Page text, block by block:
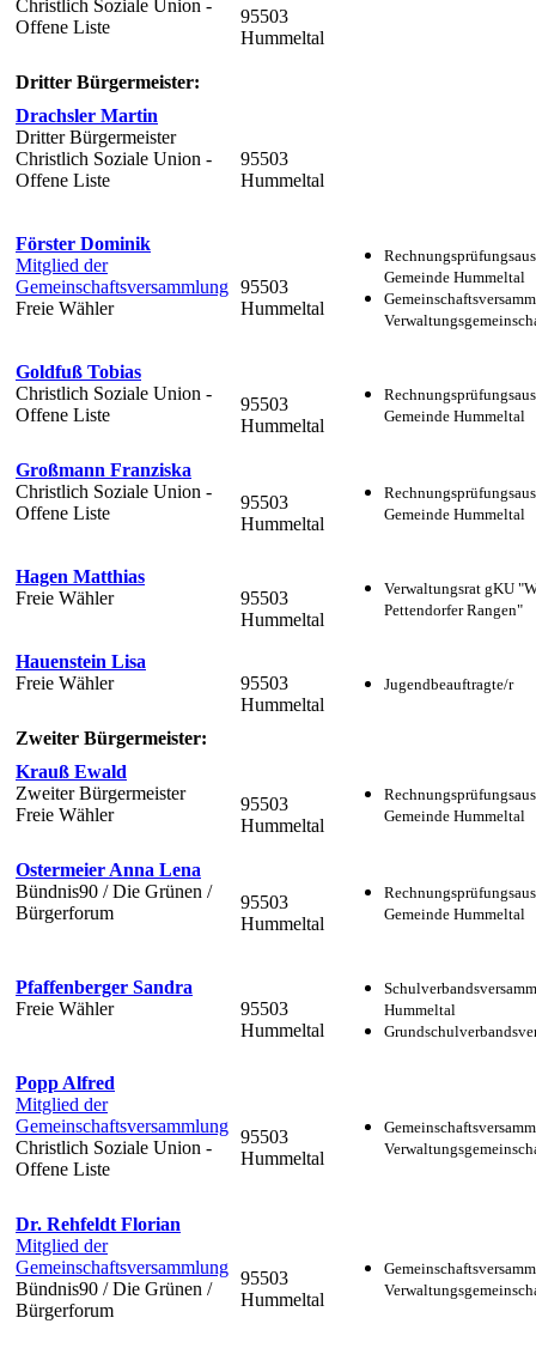
Christlich Soziale Union -
Offene Liste
95503
Hummeltal
Dritter Bürgermeister:
Drachsler Martin
Dritter Bürgermeister
Christlich Soziale Union -
Offene Liste
95503
Hummeltal
Förster Dominik
Mitglied der
Gemeinschaftsversammlung
Freie Wähler
95503
Hummeltal
Gemeinde Hummeltal
Goldfuß Tobias
Christlich Soziale Union -
Offene Liste
95503
Hummeltal
Gemeinde Hummeltal
Großmann Franziska
Christlich Soziale Union -
Offene Liste
95503
Hummeltal
Gemeinde Hummeltal
Hagen Matthias
Freie Wähler
95503
Hummeltal
Verwaltungsrat gKU
Pettendorfer Rangen"
Hauenstein Lisa
Freie Wähler
95503
Hummeltal
Jugendbeauftragte/r
Zweiter Bürgermeister:
Krauß Ewald
Zweiter Bürgermeister
Freie Wähler
95503
Hummeltal
Gemeinde Hummeltal
Ostermeier Anna Lena
Bündnis90 / Die Grünen /
Bürgerforum
95503
Hummeltal
Gemeinde Hummeltal
Pfaffenberger Sandra
Freie Wähler
95503
Hummeltal
Hummeltal
Popp Alfred
Mitglied der
Gemeinschaftsversammlung
Christlich Soziale Union -
Offene Liste
95503
Hummeltal
Dr. Rehfeldt Florian
Mitglied der
Gemeinschaftsversammlung
Bündnis90 / Die Grünen /
Bürgerforum
95503
Hummeltal